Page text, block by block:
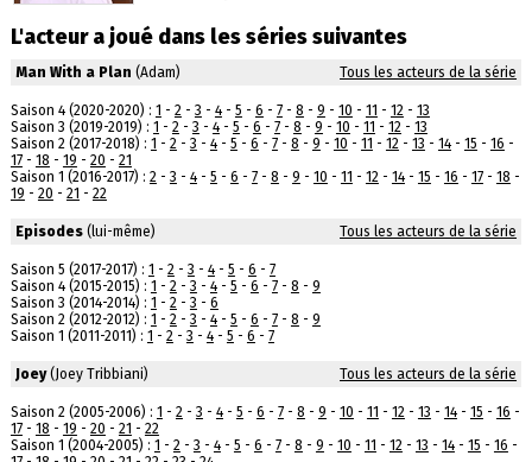
L'acteur a joué dans les séries suivantes
Man With a Plan (Adam) Tous les acteurs de la série
Saison 4 (2020-2020) : 1 - 2- 3 - 4- 5 - 6 - 7- 8 - 9 - 10 - 11 - 12- 13
Saison 3 (2019-2019) : 1 - 2- 3 - 4- 5 - 6 - 7- 8 - 9 - 10 - 11 - 12- 13
Saison 2 (2017-2018) : 1 - 2- 3 - 4- 5 - 6 - 7- 8 - 9 - 10 - 11 - 12- 13 - 14- 15 - 16 -
17- 18 - 19 - 20 - 21
Saison 1 (2016-2017) : 2- 3 - 4- 5 - 6 - 7- 8 - 9 - 10 - 11 - 12- 14- 15 - 16 - 17- 18 -
19 - 20 - 21 - 22
Episodes(lui-même) Tous les acteurs de la série
Saison 5 (2017-2017) : 1 - 2- 3 - 4- 5 - 6 - 7
Saison 4 (2015-2015) : 1 - 2- 3 - 4- 5 - 6 - 7- 8 - 9
Saison 3 (2014-2014) : 1 - 2- 3 - 6
Saison 2 (2012-2012) : 1 - 2- 3 - 4- 5 - 6 - 7- 8 - 9
Saison 1 (2011-2011) : 1 - 2- 3 - 4- 5 - 6 - 7
Joey(Joey Tribbiani) Tous les acteurs de la série
Saison 2 (2005-2006) : 1 - 2- 3 - 4- 5 - 6 - 7- 8 - 9 - 10 - 11 - 12- 13 - 14- 15 - 16 -
17- 18 - 19 - 20 - 21 - 22
Saison 1 (2004-2005) : 1 - 2- 3 - 4- 5 - 6 - 7- 8 - 9 - 10 - 11 - 12- 13 - 14- 15 - 16 -